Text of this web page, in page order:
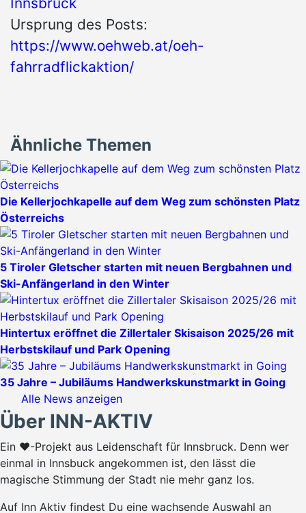
Ursprung des Posts:
https://www.oehweb.at/oeh-
fahrradflickaktion/
Ähnliche Themen
Die Kellerjochkapelle auf dem Weg zum schönsten Platz
Österreichs
5 Tiroler Gletscher starten mit neuen Bergbahnen und
Ski-Anfängerland in den Winter
Hintertux eröffnet die Zillertaler Skisaison 2025/26 mit
Herbstskilauf und Park Opening
35 Jahre – Jubiläums Handwerkskunstmarkt in Going
Alle News anzeigen
Über INN-AKTIV
Ein ♥-Projekt aus Leidenschaft für Innsbruck. Denn wer
einmal in Innsbuck angekommen ist, den lässt die
magische Stimmung der Stadt nie mehr ganz los.
Auf Inn Aktiv findest Du eine wachsende Auswahl an